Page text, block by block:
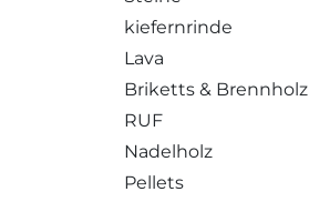
kiefernrinde
Lava
Briketts & Brennholz
RUF
Nadelholz
Pellets